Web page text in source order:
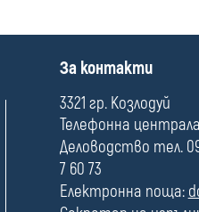
П
л
е
За контакти
3321 гр. Козлодуй
Телефонна
Деловодство тел.
7 60 73
Електронна поща: